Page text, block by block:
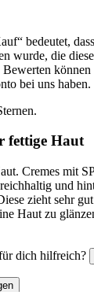
bedeutet,
wurde, die
bei uns haben.
fettige Haut
Cremes mit
und
zieht sehr
Haut zu
dich hilfreich?